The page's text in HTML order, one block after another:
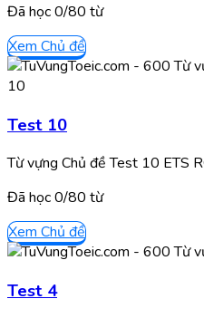
Đã học0/80 từ
Xem Chủ đề
Test 10
Từ vựng Chủ đề Test 10 ETS
Đã học0/80 từ
Xem Chủ đề
Test 4